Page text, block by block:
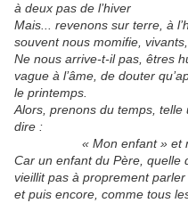
à deux pas de l’hiver
Mais... revenons sur terre, à
souvent nous momifie,
Ne nous arrive-t-il pas, êtres
vague à l’âme, de douter
le printemps.
Alors, prenons du temps, telle
dire :
« Mon enfant »
Car un enfant du Père, quelle
vieillit pas à proprement
et puis encore, comme tous